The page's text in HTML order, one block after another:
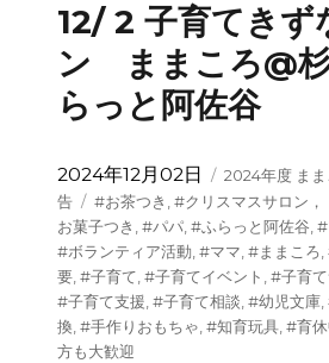
12/ 2 子育てきず
ン ままころ@
らっと阿佐谷
投
稿
日:
2024年12月02日
カ
テ
ゴ
リ
ー
2024年度 まま
告
タ
グ
#お茶つき ,#クリスマスサロ
お菓子つき ,#パパ,#ふらっと阿佐谷,#
#ボランティア活動,#ママ,#ままころ,
要,#子育て,#子育てイベント ,#子育
#子育て支援,#子育て相談,#幼児文庫,
換,#手作りおもちゃ,#知育玩具,#育
方も大歓迎